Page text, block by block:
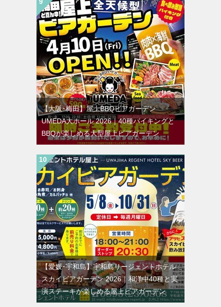
【大阪･梅田】屋上BBQビアガーデン
UMEDA大ホール 2026｜40種バイキングと
BBQが楽しめる大型屋上ビアガーデン
【愛媛･宇和島】宇和島リージェントホテル
スカイビアガーデン 2026｜和洋中40種と実
演ステーキが楽しめる屋上ビアガーデン